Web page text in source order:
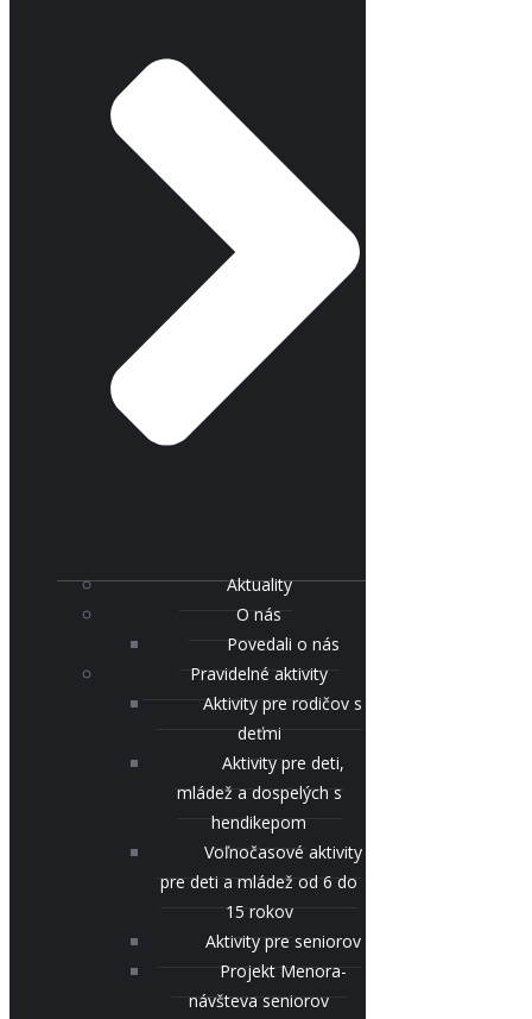
Aktuality
O nás
Povedali o nás
Pravidelné aktivity
Aktivity pre rodičov s
deťmi
Aktivity pre deti,
mládež a dospelých s
hendikepom
Voľnočasové aktivity
pre deti a mládež od 6 do
15 rokov
Aktivity pre seniorov
Projekt Menora-
návšteva seniorov